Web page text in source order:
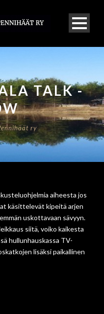
TALK -
ry
aiheesta jos
käsittelevät kipeitä arjen
uskottavaan sävyyn.
siitä, voiko kaikesta
hullunhauskassa TV-
lisäksi paikallinen